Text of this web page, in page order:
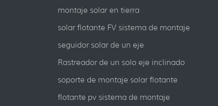
montaje solar en tierra
solar flotante FV sistema de montaje
seguidor solar de un eje
Rastreador de un solo eje inclinado
soporte de montaje solar flotante
flotante pv sistema de montaje